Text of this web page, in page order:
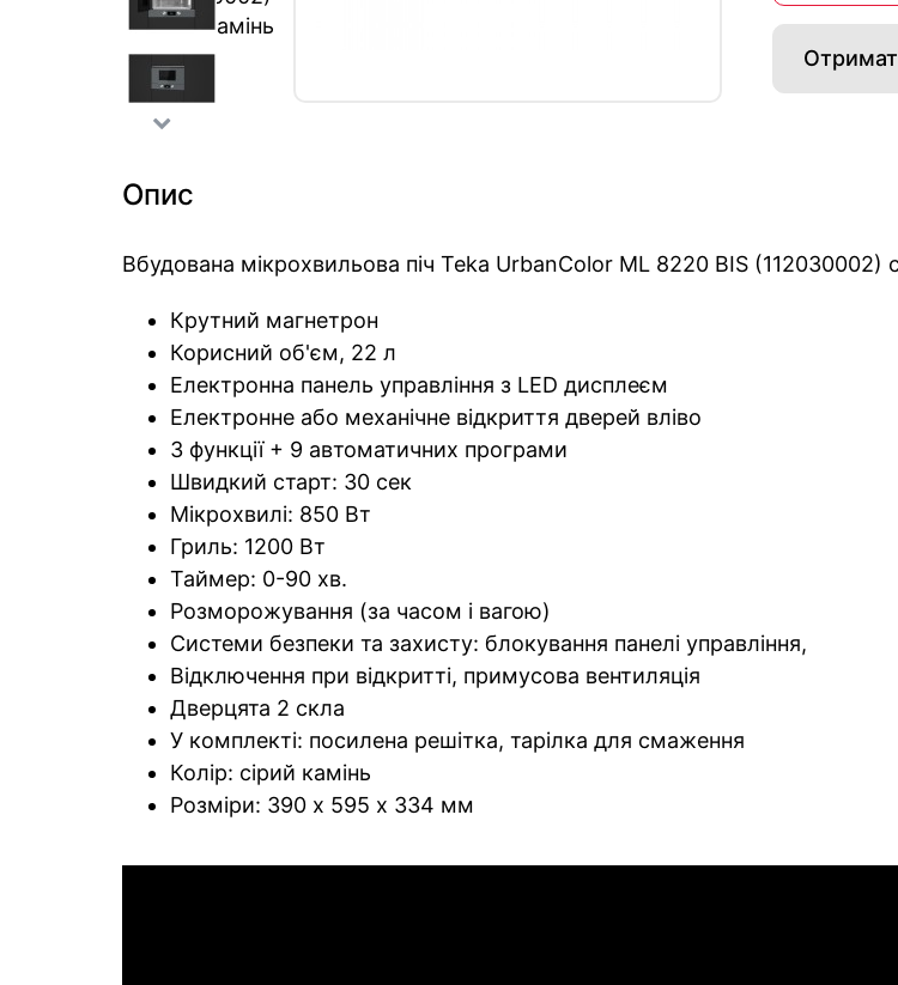
Опис
Вбудована мікрохвильова піч Teka UrbanColor ML 8220 BIS (112030002)
Крутний магнетрон
Корисний об'єм, 22 л
Електронна панель управління з LED дисплеєм
Електронне або механічне відкриття дверей вліво
3 функції + 9 автоматичних програми
Швидкий старт: 30 сек
Мікрохвилі: 850 Вт
Гриль: 1200 Вт
Таймер: 0-90 хв.
Розморожування (за часом і вагою)
Системи безпеки та захисту: блокування панелі управління,
Відключення при відкритті, примусова вентиляція
Дверцята 2 скла
У комплекті: посилена решітка, тарілка для смаження
Колір: сірий камінь
Розміри: 390 х 595 х 334 мм